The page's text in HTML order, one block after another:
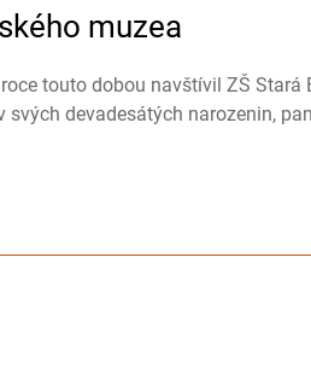
muzea
touto dobou navštívil ZŠ Stará
svých devadesátých narozenin,